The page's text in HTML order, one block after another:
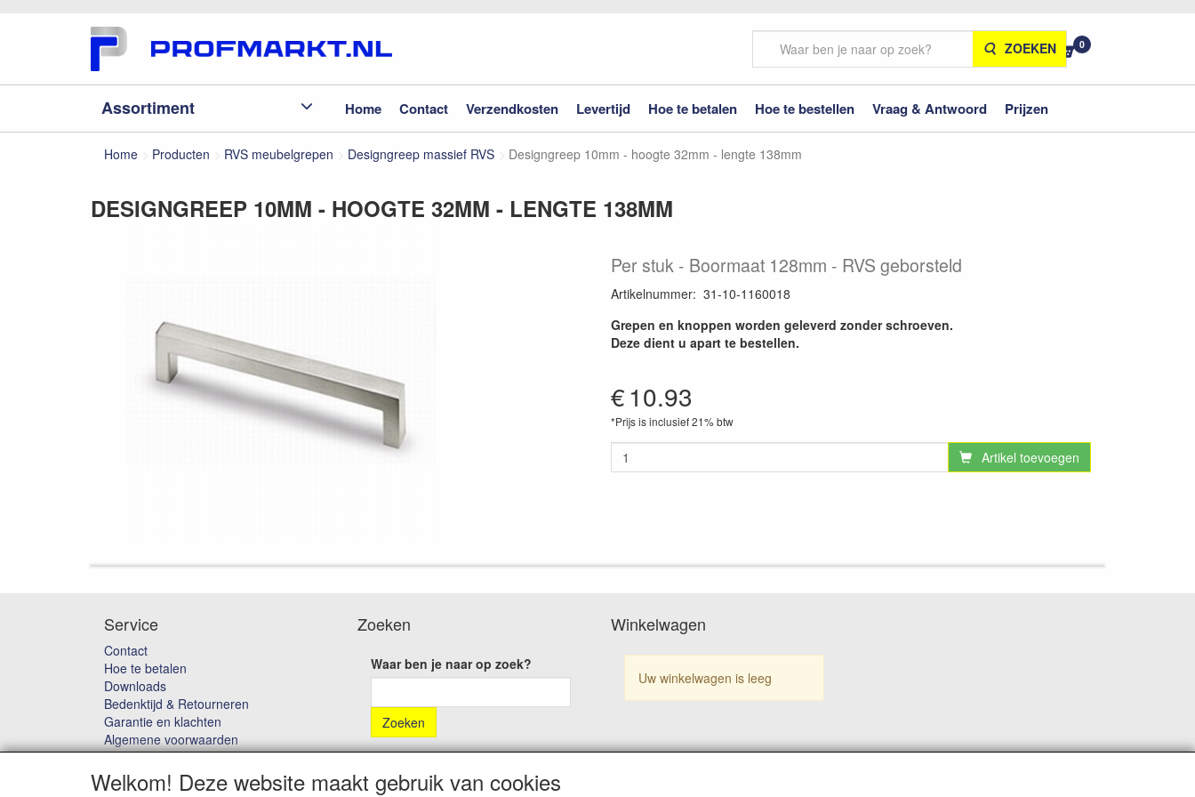
ZOEKEN 0
Assortiment Home Contact Verzendkosten Levertijd Hoe te betalen Hoe te bestellen Vraag & Antwoord Prijzen
Home Producten RVS meubelgrepen Designgreep massief RVS Designgreep 10mm - hoogte 32mm - lengte 138mm
DESIGNGREEP 10MM - HOOGTE 32MM - LENGTE 138MM
Per stuk Boormaat 128mm - RVS geborsteld
Artikelnummer: 31-10-1160018
Grepen en knoppen worden geleverd zonder schroeven.
Deze dient u apart te bestellen.
€10.93
*Prijs is inclusief 21% btw
Artikel toevoegen
Service
Contact
Hoe te betalen
Downloads
Bedenktijd & Retourneren
Garantie en klachten
Algemene voorwaarden
Privacybeleid
Disclaimer
Zoeken
Waar ben je naar op zoek?
Winkelwagen
Uw winkelwagen is leeg
Welkom! Deze website maakt gebruik van cookies